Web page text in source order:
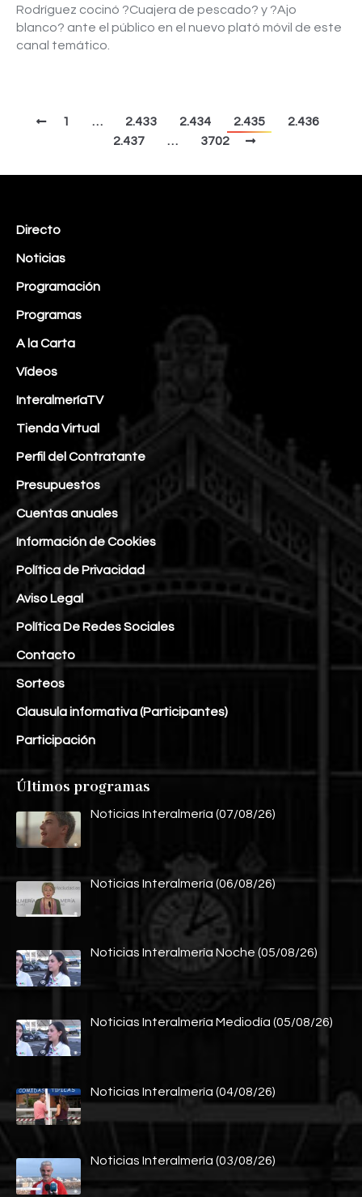
Rodríguez cocinó ?Cuajera de pescado? y ?Ajo
blanco? ante el público en el nuevo plató móvil de este
canal temático.
1 … 2.433 2.434 2.435
2.436
2.437
… 3702
Directo
Noticias
Programación
Programas
A la Carta
Vídeos
InteralmeríaTV
Tienda Virtual
Perfil del Contratante
Presupuestos
Cuentas anuales
Información de Cookies
Política de Privacidad
Aviso Legal
Política De Redes Sociales
Contacto
Sorteos
Clausula informativa (Participantes)
Participación
Últimos programas
Noticias Interalmería (07/08/26)
Noticias Interalmería (06/08/26)
Noticias Interalmería Noche (05/08/26)
Noticias Interalmería Mediodía (05/08/26)
Noticias Interalmería (04/08/26)
Noticias Interalmería (03/08/26)